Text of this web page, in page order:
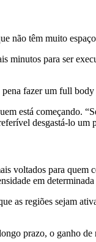
não têm muito
minutos para ser
fazer um full
está começando.
desgastá-lo um
voltados para
em
regiões sejam
prazo, o ganho